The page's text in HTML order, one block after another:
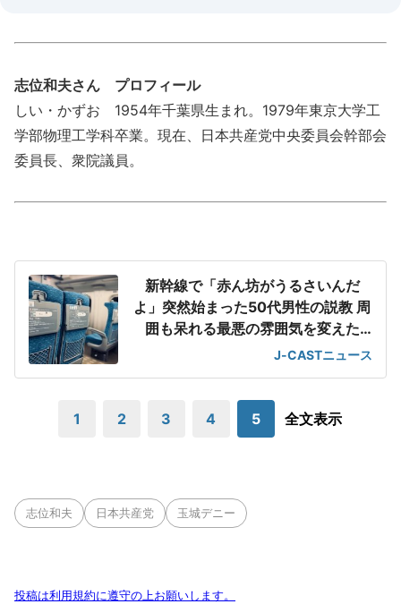
志位和夫さん プロフィール
しい・かずお 1954年千葉県生まれ。1979年東京大学工
学部物理工学科卒業。現在、日本共産党中央委員会幹部会
委員長、衆院議員。
新幹線で「赤ん坊がうるさいんだ
よ」突然始まった50代男性の説教 周
囲も呆れる最悪の雰囲気を変えた
「一喝」J-CASTニュース
1 2 3 4 5 全文表示
志位和夫 日本共産党 玉城デニー